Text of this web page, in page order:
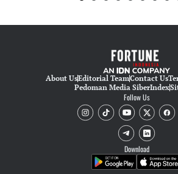
About UsEditorial TeamContact Us
Pedoman Media SiberIndex
Follow Us
Download